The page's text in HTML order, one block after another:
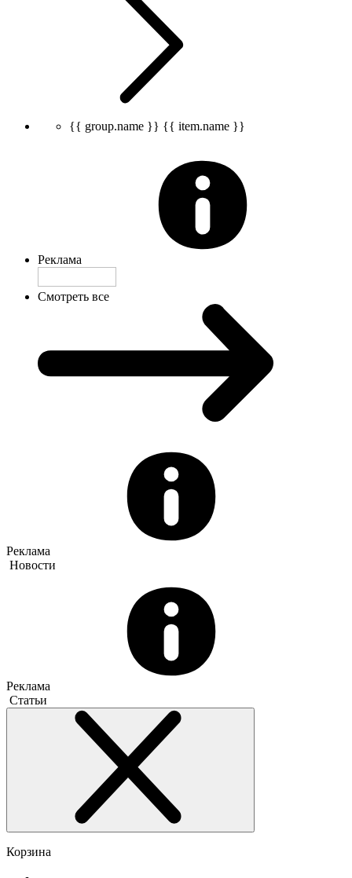
{{ group.name }} {{ item.name }}
Реклама
Смотреть все
Реклама
Новости
Реклама
Статьи
Корзина